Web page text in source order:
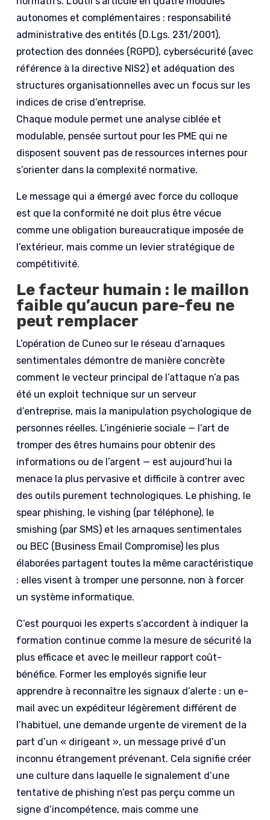
autonomes et complémentaires : responsabilité
administrative des entités (D.Lgs. 231/2001),
protection des données (RGPD), cybersécurité (avec
référence à la directive NIS2) et adéquation des
structures organisationnelles avec un focus sur les
indices de crise d’entreprise.
Chaque module permet une analyse ciblée et
modulable, pensée surtout pour les PME qui ne
disposent souvent pas de ressources internes pour
s’orienter dans la complexité normative.
Le message qui a émergé avec force du colloque
est que la conformité ne doit plus être vécue
comme une obligation bureaucratique imposée de
l’extérieur, mais comme un levier stratégique de
compétitivité.
Le facteur humain : le maillon
faible qu’aucun pare-feu ne
peut remplacer
L’opération de Cuneo sur le réseau d’arnaques
sentimentales démontre de manière concrète
comment le vecteur principal de l’attaque n’a pas
été un exploit technique sur un serveur
d’entreprise, mais la manipulation psychologique de
personnes réelles. L’ingénierie sociale — l’art de
tromper des êtres humains pour obtenir des
informations ou de l’argent — est aujourd’hui la
menace la plus pervasive et difficile à contrer avec
des outils purement technologiques. Le phishing, le
spear phishing, le vishing (par téléphone), le
smishing (par SMS) et les arnaques sentimentales
ou BEC (Business Email Compromise) les plus
élaborées partagent toutes la même caractéristique
: elles visent à tromper une personne, non à forcer
un système informatique.
C’est pourquoi les experts s’accordent à indiquer la
formation continue comme la mesure de sécurité la
plus efficace et avec le meilleur rapport coût-
bénéfice. Former les employés signifie leur
apprendre à reconnaître les signaux d’alerte : un e-
mail avec un expéditeur légèrement différent de
l’habituel, une demande urgente de virement de la
part d’un « dirigeant », un message privé d’un
inconnu étrangement prévenant. Cela signifie créer
une culture dans laquelle le signalement d’une
tentative de phishing n’est pas perçu comme un
signe d’incompétence, mais comme une